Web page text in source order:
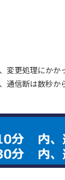
変更処理にか
信断は数秒か